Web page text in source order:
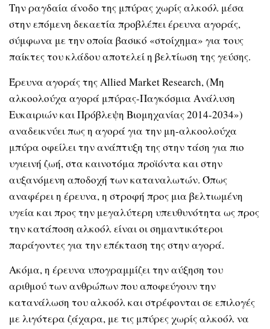
Την ραγδαία άνοδο της μπύρας χωρίς αλκοόλ μέσα
στην επόμενη δεκαετία προβλέπει έρευνα αγοράς,
σύμφωνα με την οποία βασικό «στοίχημα» για τους
παίκτες του κλάδου αποτελεί η βελτίωση της γεύσης.
Έρευνα αγοράς της Allied Market Research, (Μη
αλκοολούχα αγορά μπύρας-Παγκόσμια Ανάλυση
Ευκαιριών και Πρόβλεψη Βιομηχανίας 2014-2034»)
αναδεικνύει πως η αγορά για την μη-αλκοολούχα
μπύρα οφείλει την ανάπτυξη της στην τάση για πιο
υγιεινή ζωή, στα καινοτόμα προϊόντα και στην
αυξανόμενη αποδοχή των καταναλωτών. Όπως
αναφέρει η έρευνα, η στροφή προς μια βελτιωμένη
υγεία και προς την μεγαλύτερη υπευθυνότητα ως προς
την κατάποση αλκοόλ είναι οι σημαντικότεροι
παράγοντες για την επέκταση της στην αγορά.
Ακόμα, η έρευνα υπογραμμίζει την αύξηση του
αριθμού των ανθρώπων που αποφεύγουν την
κατανάλωση του αλκοόλ και στρέφονται σε επιλογές
με λιγότερα ζάχαρα, με τις μπύρες χωρίς αλκοόλ να